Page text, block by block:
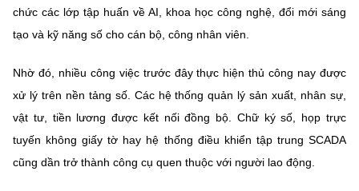
Chọn ngôn ngữ
Vietnamese
BỘ KHOA HỌC VÀ CÔNG NGHỆ
MINISTRY OF SCIENCE AND TECHNOLOGY
Điều khoản sử dụng Theo dõi MST: Góp ý
chức các lớp tập huấn về AI, khoa học công nghệ, đổi mới sáng
tạo và kỹ năng số cho cán bộ, công nhân viên.
Nhờ đó, nhiều công việc trước đây thực hiện thủ công nay được
xử lý trên nền tảng số. Các hệ thống quản lý sản xuất, nhân sự,
vật tư, tiền lương được kết nối đồng bộ. Chữ ký số, họp trực
tuyến không giấy tờ hay hệ thống điều khiển tập trung SCADA
cũng dần trở thành công cụ quen thuộc với người lao động.